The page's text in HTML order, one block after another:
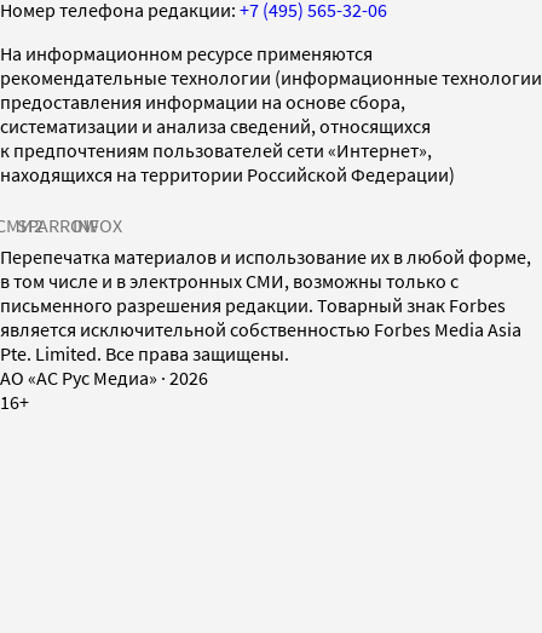
Номер телефона редакции: +7 (495) 565-32-06
На информационном ресурсе применяются
рекомендательные технологии (информационные технологии
предоставления информации на основе сбора,
систематизации и анализа сведений, относящихся
к предпочтениям пользователей сети «Интернет»,
находящихся на территории Российской Федерации)
SPARROWINFOX
Перепечатка материалов и использование их в любой форме,
в том числе и в электронных СМИ, возможны только с
письменного разрешения редакции. Товарный знак Forbes
является исключительной собственностью Forbes Media Asia
Pte. Limited. Все права защищены.
AO «АС Рус Медиа» · 2026
16+